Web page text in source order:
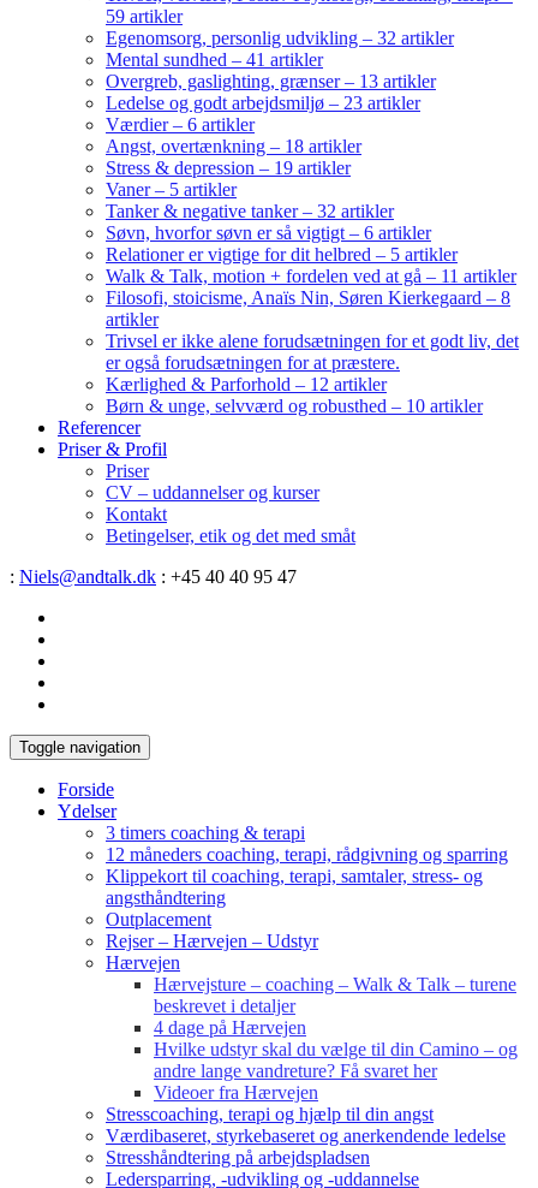
59 artikler
Egenomsorg, personlig udvikling – 32 artikler
Mental sundhed – 41 artikler
Overgreb, gaslighting, grænser – 13 artikler
Ledelse og godt arbejdsmiljø – 23 artikler
Værdier – 6 artikler
Angst, overtænkning – 18 artikler
Stress & depression – 19 artikler
Vaner – 5 artikler
Tanker & negative tanker – 32 artikler
Søvn, hvorfor søvn er så vigtigt – 6 artikler
Relationer er vigtige for dit helbred – 5 artikler
Walk & Talk, motion + fordelen ved at gå – 11 artikler
Filosofi, stoicisme, Anaïs Nin, Søren Kierkegaard – 8
artikler
Trivsel er ikke alene forudsætningen for et godt liv, det
er også forudsætningen for at præstere.
Kærlighed & Parforhold – 12 artikler
Børn & unge, selvværd og robusthed – 10 artikler
Referencer
Priser & Profil
Priser
CV – uddannelser og kurser
Kontakt
Betingelser, etik og det med småt
: Niels@andtalk.dk : +45 40 40 95 47
Toggle navigation
Forside
Ydelser
3 timers coaching & terapi
12 måneders coaching, terapi, rådgivning og sparring
Klippekort til coaching, terapi, samtaler, stress- og
angsthåndtering
Outplacement
Rejser – Hærvejen – Udstyr
Hærvejen
Hærvejsture – coaching – Walk & Talk – turene
beskrevet i detaljer
4 dage på Hærvejen
Hvilke udstyr skal du vælge til din Camino – og
andre lange vandreture? Få svaret her
Videoer fra Hærvejen
Stresscoaching, terapi og hjælp til din angst
Værdibaseret, styrkebaseret og anerkendende ledelse
Stresshåndtering på arbejdspladsen
Ledersparring, -udvikling og -uddannelse